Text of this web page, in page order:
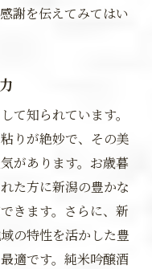
謝を伝えてみてはい
て知られています。
りが絶妙で、その美
があります。お歳暮
た方に新潟の豊かな
きます。さらに、新
の特性を活かした豊
適です。純米吟醸酒